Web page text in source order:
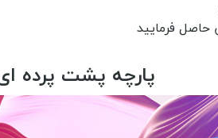
پارچه پشت پرده